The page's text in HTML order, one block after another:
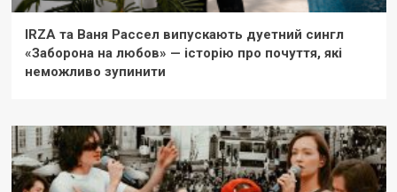
IRZA та Ваня Рассел випускають дуетний сингл
«Заборона на любов» — історію про почуття, які
неможливо зупинити